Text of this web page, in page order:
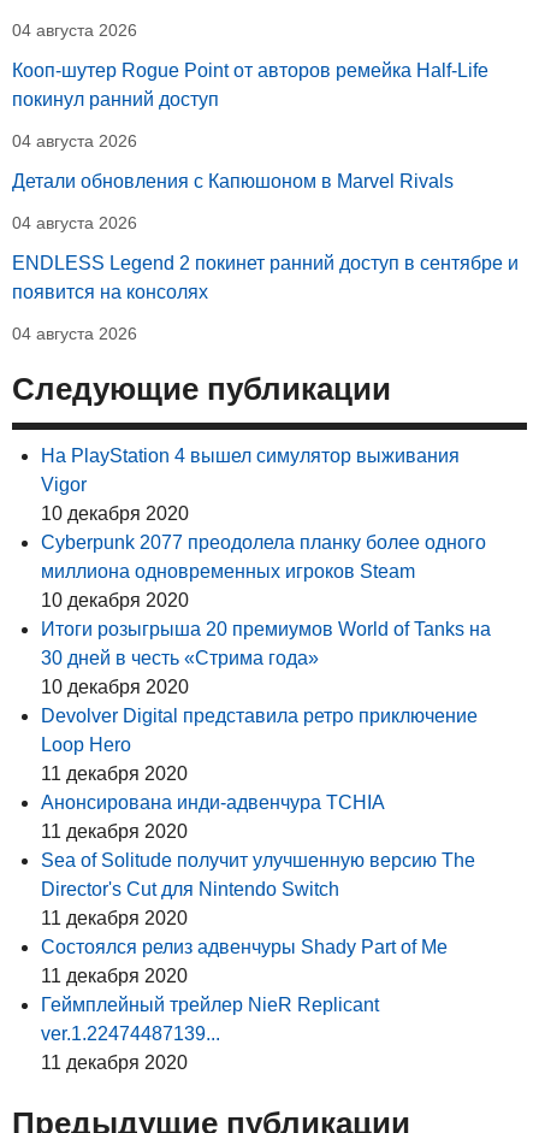
04 августа 2026
Кооп-шутер Rogue Point от авторов ремейка Half-Life
покинул ранний доступ
04 августа 2026
Детали обновления с Капюшоном в Marvel Rivals
04 августа 2026
ENDLESS Legend 2 покинет ранний доступ в сентябре и
появится на консолях
04 августа 2026
Следующие публикации
На PlayStation 4 вышел симулятор выживания
Vigor
10 декабря 2020
Cyberpunk 2077 преодолела планку более одного
миллиона одновременных игроков Steam
10 декабря 2020
Итоги розыгрыша 20 премиумов World of Tanks на
30 дней в честь «Стрима года»
10 декабря 2020
Devolver Digital представила ретро приключение
Loop Hero
11 декабря 2020
Анонсирована инди-адвенчура TCHIA
11 декабря 2020
Sea of Solitude получит улучшенную версию The
Director's Cut для Nintendo Switch
11 декабря 2020
Состоялся релиз адвенчуры Shady Part of Me
11 декабря 2020
Геймплейный трейлер NieR Replicant
ver.1.22474487139...
11 декабря 2020
Предыдущие публикации